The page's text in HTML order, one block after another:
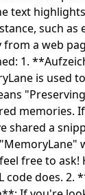
text
such
a web
1.
is used
shared a
free to
code does.